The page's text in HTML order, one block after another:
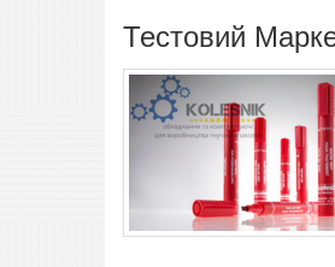
Тестовий